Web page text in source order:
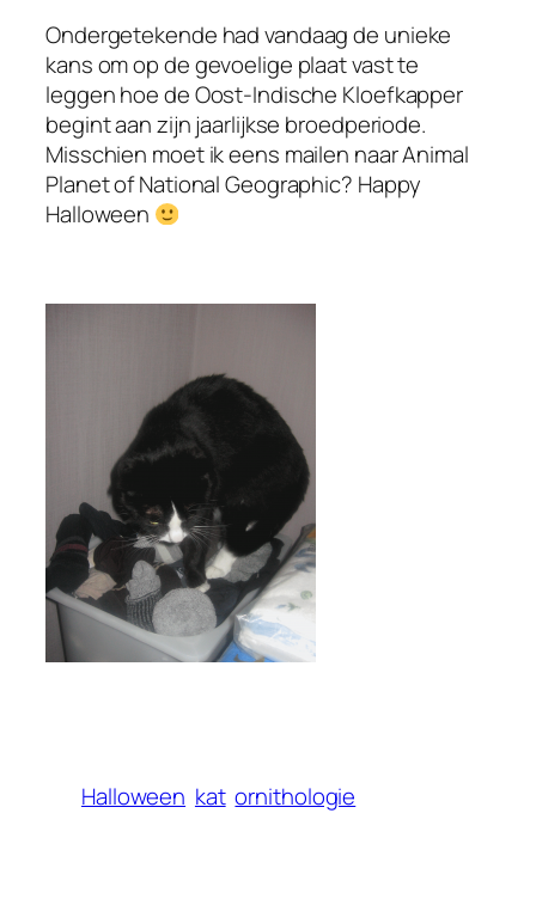
Ondergetekende had vandaag de unieke
kans om op de gevoelige plaat vast te
leggen hoe de Oost-Indische Kloefkapper
begint aan zijn jaarlijkse broedperiode.
Misschien moet ik eens mailen naar Animal
Planet of National Geographic? Happy
Halloween
Halloween kat ornithologie